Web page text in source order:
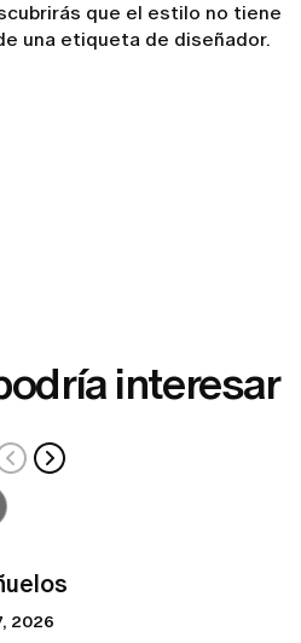
que el estilo no tiene
una etiqueta de diseñador.
interesar
2026